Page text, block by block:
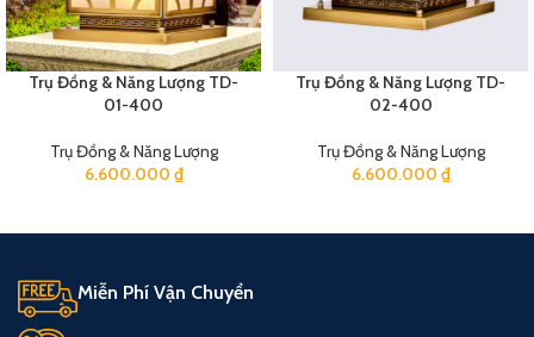
Trụ Đồng & Năng Lượng TD-
01-400
Trụ Đồng & Năng Lượng
6.600.000 ₫
Trụ Đồng & Năng Lượng TD-
02-400
Trụ Đồng & Năng Lượng
6.600.000 ₫
Miễn Phí Vận Chuyển